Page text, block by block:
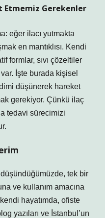
Etmemiz Gerekenler
eğer ilacı yutmakta
en mantıklısı. Kendi
formlar, sıvı çözeltiler
İşte burada kişisel
düşünerek hareket
gerekiyor. Çünkü ilaç
tedavi sürecimizi
tek bir
ve kullanım amacına
hayatımda, ofiste
yazıları ve İstanbul’un